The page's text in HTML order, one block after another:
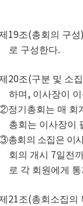
19조(총회의 구성)
로 구성한다.
20조(구분 및 소집
하며 , 이사장이
정기총회는 매 회
총회는 이사장이
총회의 소집은 이
회의 개시 7일전
로 각 회원에게
21조(총회소집의